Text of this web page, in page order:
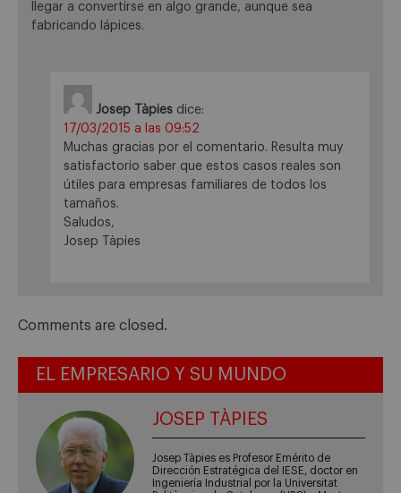
llegar a convertirse en algo grande, aunque sea
fabricando lápices.
Josep Tàpies dice:
17/03/2015 a las 09:52
Muchas gracias por el comentario. Resulta muy
satisfactorio saber que estos casos reales son
útiles para empresas familiares de todos los
tamaños.
Saludos,
Josep Tàpies
Comments are closed.
EL EMPRESARIO Y SU MUNDO
JOSEP TÀPIES
Josep Tàpies es Profesor Emérito de
Dirección Estratégica del IESE, doctor en
Ingeniería Industrial por la Universitat